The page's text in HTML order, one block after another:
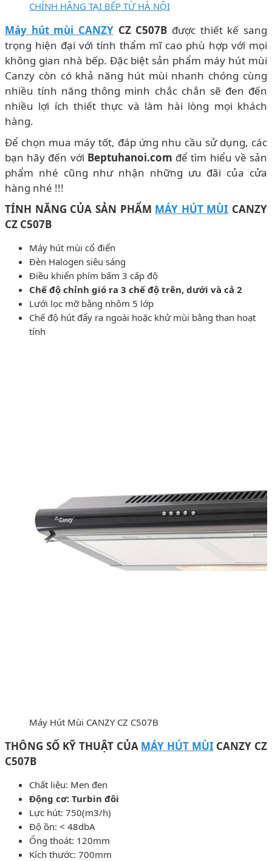
CHÍNH HÃNG TẠI BẾP TỪ HÀ NỘI
Máy hút mùi CANZY CZ C507B được thiết kế sang
trọng hiện đại với tính thẩm mĩ cao phù hợp với mọi
không gian nhà bếp. Đặc biệt sản phẩm máy hút mùi
Canzy còn có khả năng hút mùi nhanh chóng cùng
nhiều tính năng thông minh chắc chắn sẽ đen đến
nhiều lợi ích thiết thực và làm hài lòng mọi khách
hàng.
Để chọn mua máy tốt, đáp ứng nhu cầu sử dụng, các
bạn hãy đến với Beptuhanoi.com để tìm hiểu về sản
phẩm nhé cũng như nhận những ưu đãi của cửa
hàng nhé !!!
TÍNH NĂNG CỦA SẢN PHẨM MÁY HÚT MÙI CANZY
CZ C507B
Máy hút mùi cổ điển
Đèn Halogen siêu sáng
Điều khiển phím bấm 3 cấp độ
Chế độ chỉnh gió ra 3 chế độ trên, dưới và cả 2
Lưới lọc mỡ bằng nhôm 5 lớp
Chế độ hút đẩy ra ngoài hoặc khử mùi bằng than hoạt
tính
Máy Hút Mùi CANZY CZ C507B
THÔNG SỐ KỸ THUẬT CỦA MÁY HÚT MÙI CANZY CZ
C507B
Chất liệu: Men đen
Động cơ: Turbin đôi
Lực hút: 750(m3/h)
Độ ồn: < 48dbA
Ống thoát: 120mm
Kích thước: 700mm